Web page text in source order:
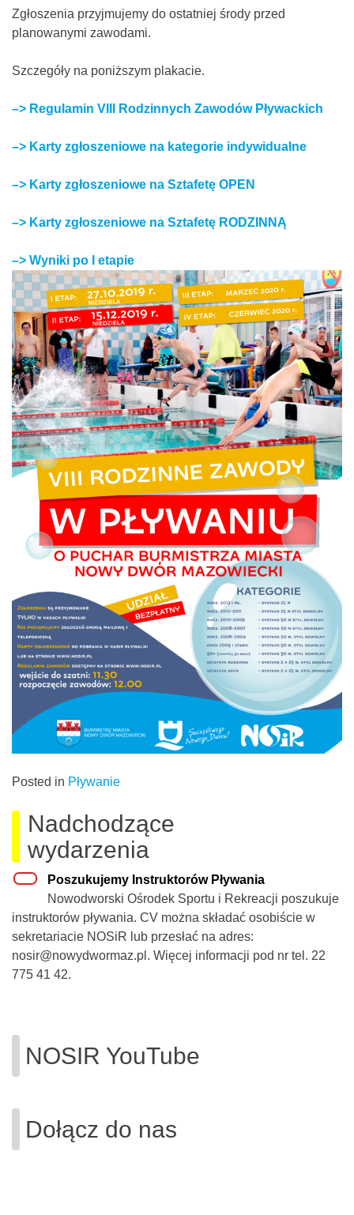
Zgłoszenia przyjmujemy do ostatniej środy przed
planowanymi zawodami.
Szczegóły na poniższym plakacie.
–> Regulamin VIII Rodzinnych Zawodów Pływackich
–> Karty zgłoszeniowe na kategorie indywidualne
–> Karty zgłoszeniowe na Sztafetę OPEN
–> Karty zgłoszeniowe na Sztafetę RODZINNĄ
–> Wyniki po I etapie
Posted in Pływanie
Nadchodzące
wydarzenia
Poszukujemy Instruktorów Pływania
Nowodworski Ośrodek Sportu i Rekreacji poszukuje
instruktorów pływania. CV można składać osobiście w
sekretariacie NOSiR lub przesłać na adres:
nosir@nowydwormaz.pl. Więcej informacji pod nr tel. 22
775 41 42.
NOSIR YouTube
Dołącz do nas